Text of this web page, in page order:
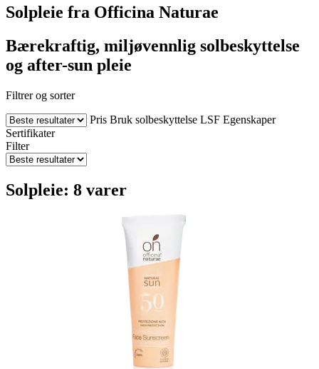
Solpleie fra Officina Naturae
Bærekraftig, miljøvennlig solbeskyttelse
og after-sun pleie
Filtrer og sorter
Pris Bruk solbeskyttelse LSF Egenskaper
Sertifikater
Filter
Solpleie: 8 varer